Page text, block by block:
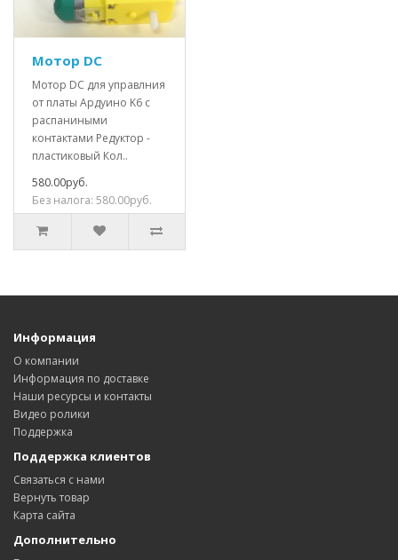
Мотор DC
Мотор DC для управлния
от платы Ардуино K6 c
распаниными
контактами Редуктор -
пластиковый Кол..
580.00руб.
Без налога: 580.00руб.
Информация
О компании
Информация по доставке
Наши ресурсы и контакты
Видео ролики
Поддержка
Поддержка клиентов
Связаться с нами
Вернуть товар
Карта сайта
Дополнительно